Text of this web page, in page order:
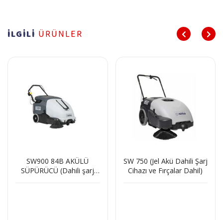
İLGİLİ ÜRÜNLER
SW900 84B AKÜLÜ
SÜPÜRÜCÜ (Dahili şarj
SW 750 (Jel Akü Dahili Şarj
Cihazı ve Fırçalar Dahil)